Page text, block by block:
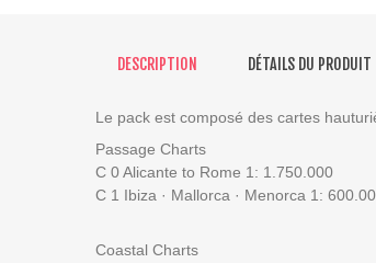
DESCRIPTION DÉTAILS DU PRODUIT
Le pack est composé des cartes
Passage Charts
C 0 Alicante to Rome 1: 1.750.000
C 1 Ibiza · Mallorca · Menorca 1:
Coastal Charts